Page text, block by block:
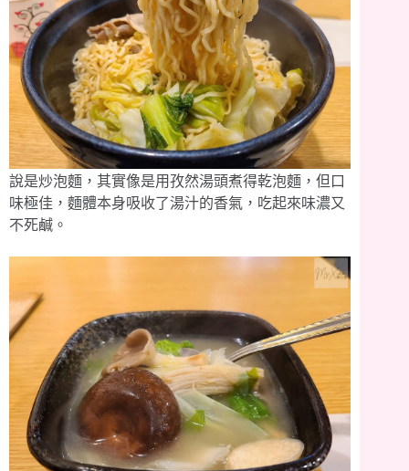
說是炒泡麵，其實像是用孜然湯頭煮得乾泡麵，但口
味極佳，麵體本身吸收了湯汁的香氣，吃起來味濃又
不死鹹。